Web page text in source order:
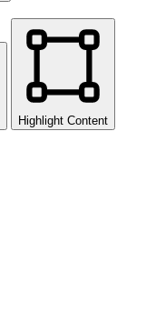
Highlight Content